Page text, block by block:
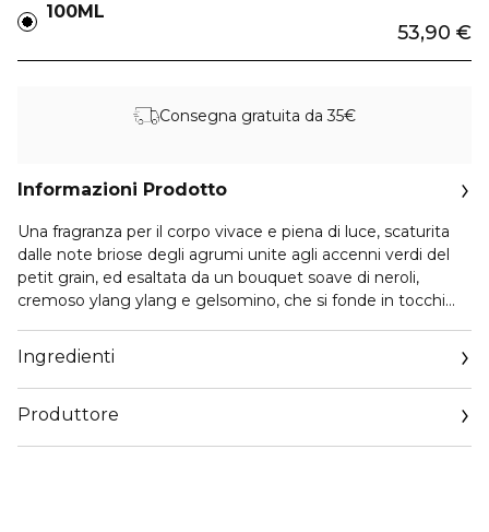
100ML
53,90 €
Consegna gratuita da 35€
Informazioni Prodotto
Una fragranza per il corpo vivace e piena di luce, scaturita
dalle note briose degli agrumi unite agli accenni verdi del
petit grain, ed esaltata da un bouquet soave di neroli,
cremoso ylang ylang e gelsomino, che si fonde in tocchi
Grazie agli estratti addolcenti e idratanti di Fiori d’Arancio ed
Elicriso italiani, inoltre, offre molteplici benefici sia alla pelle
che alla mente.
Ingredienti
Produttore